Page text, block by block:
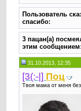
Пользователь
cпасибо:
3 пацан(а)
этим сообщением:
31.10.2013, 12:35
[3(:-|] Поц
Твоя мама от меня